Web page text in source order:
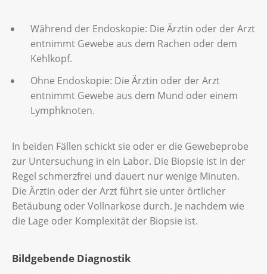
Während der Endoskopie: Die Ärztin oder der Arzt
entnimmt Gewebe aus dem Rachen oder dem
Kehlkopf.
Ohne Endoskopie: Die Ärztin oder der Arzt
entnimmt Gewebe aus dem Mund oder einem
Lymphknoten.
In beiden Fällen schickt sie oder er die Gewebeprobe
zur Untersuchung in ein Labor. Die Biopsie ist in der
Regel schmerzfrei und dauert nur wenige Minuten.
Die Ärztin oder der Arzt führt sie unter örtlicher
Betäubung oder Vollnarkose durch. Je nachdem wie
die Lage oder Komplexität der Biopsie ist.
Bildgebende Diagnostik